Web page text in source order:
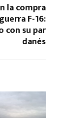
la compra
F-16:
con su par
danés